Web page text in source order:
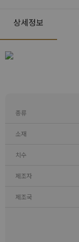
상세정보
종류
소재
치수
제조자
제조국